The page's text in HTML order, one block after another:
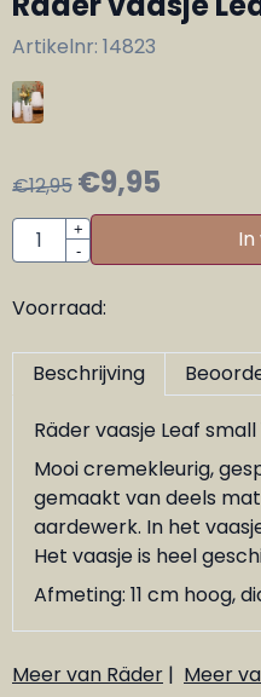
Artikelnr: 14823
€12,95 €9,95
Aantal
+
-
Voorraad:
Beschrijving
Räder vaasje Leaf small
Mooi cremekleurig,
gemaakt van deels
aardewerk. In het
Het vaasje is heel
Afmeting: 11 cm hoog,
Meer van Räder | Meer